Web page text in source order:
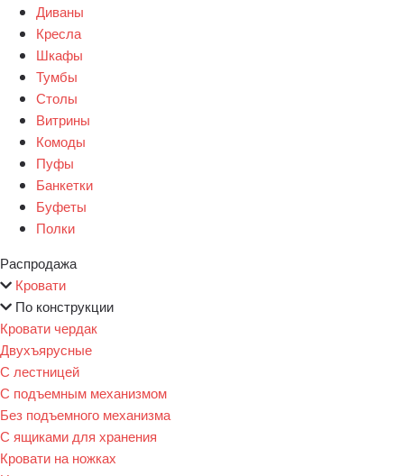
Диваны
Кресла
Шкафы
Тумбы
Столы
Витрины
Комоды
Пуфы
Банкетки
Буфеты
Полки
Распродажа
Кровати
По конструкции
Кровати чердак
Двухъярусные
С лестницей
С подъемным механизмом
Без подъемного механизма
С ящиками для хранения
Кровати на ножках